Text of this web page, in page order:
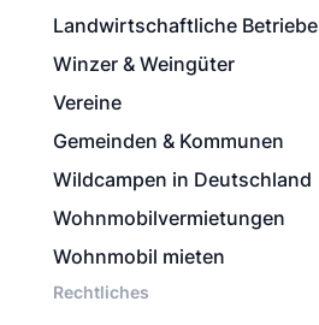
Landwirtschaftliche Betriebe
Winzer & Weingüter
Vereine
Gemeinden & Kommunen
Wildcampen in Deutschland
Wohnmobilvermietungen
Wohnmobil mieten
Rechtliches